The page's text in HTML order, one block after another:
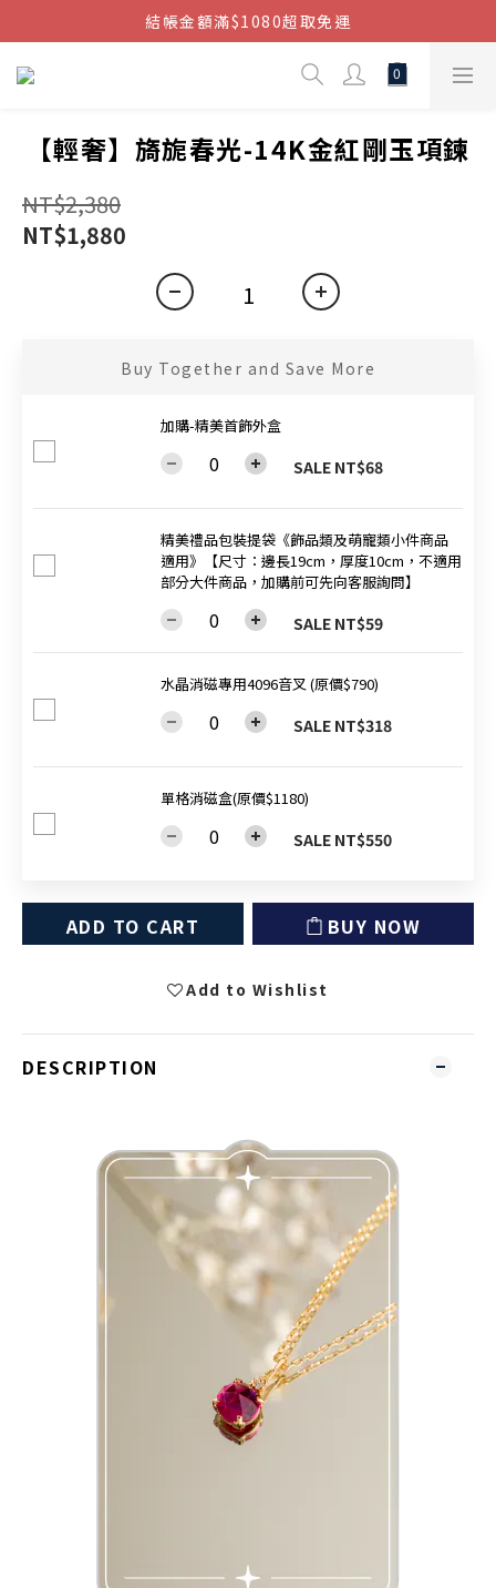
結帳金額滿$1080超取免運
七周年慶，滿1890折150 (…依此類推)
點我加入官方LINE帳號，獲得50元現金券
結帳金額滿$1080超取免運
【輕奢】旖旎春光-14K金紅剛玉項鍊
NT$2,380
NT$1,880
Buy Together and Save More
加購-精美首飾外盒
SALE NT$68
精美禮品包裝提袋《飾品類及萌寵類小件商品
適用》【尺寸：邊長19cm，厚度10cm，不適用
部分大件商品，加購前可先向客服詢問】
SALE NT$59
水晶消磁專用4096音叉 (原價$790)
SALE NT$318
單格消磁盒(原價$1180)
SALE NT$550
ADD TO CART BUY NOW
Add to Wishlist
DESCRIPTION